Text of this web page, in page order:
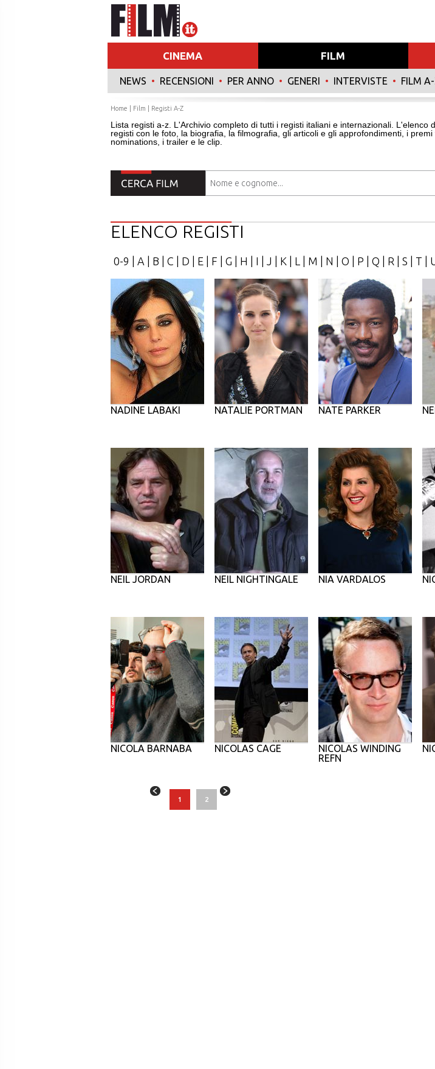
CINEMA FILM
NEWS • RECENSIONI • PER ANNO • GENERI • INTERVISTE • FILM
Home Film Registi A-Z
Lista registi a-z. L'Archivio completo di tutti i registi italiani e internazionali. L'elenco
registi con le foto, la biografia, la filmografia, gli articoli e gli approfondimenti, i premi
nominations, i trailer e le clip.
ELENCO REGISTI
0-9 A B C D E F G H I J K L M N O P Q R S T
NADINE LABAKI NATALIE PORTMAN NATE PARKER
NEIL JORDAN NEIL NIGHTINGALE NIA VARDALOS
NICOLA BARNABA NICOLAS CAGE
NICOLAS WINDING
REFN
1 2